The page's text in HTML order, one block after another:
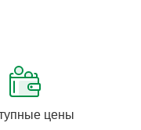
цены